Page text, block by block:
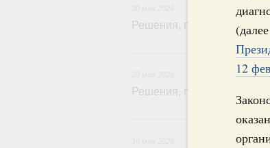
12
Решения, принятые на
Решения, принятые на